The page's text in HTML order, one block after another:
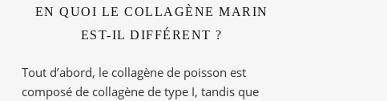
EN QUOI LE COLLAGÈNE MARIN
EST-IL DIFFÉRENT ?
Tout d’abord, le collagène de poisson est
composé de collagène de type I, tandis que